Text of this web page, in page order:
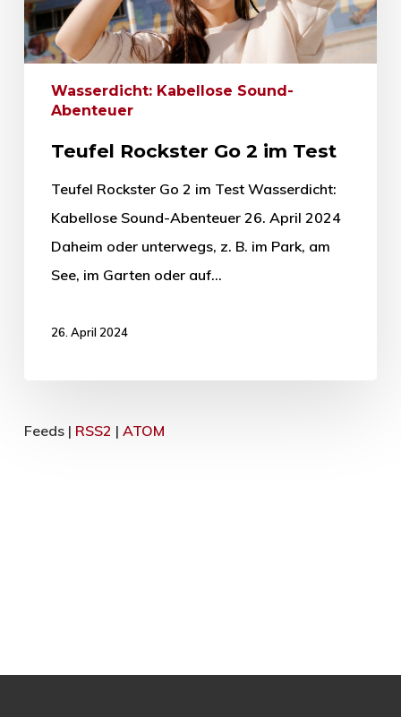
Wasserdicht: Kabellose Sound-
Abenteuer
Teufel Rockster Go 2 im Test
Teufel Rockster Go 2 im Test Wasserdicht:
Kabellose Sound-Abenteuer 26. April 2024
Daheim oder unterwegs, z. B. im Park, am
See, im Garten oder auf…
26. April 2024
Feeds | RSS2 | ATOM